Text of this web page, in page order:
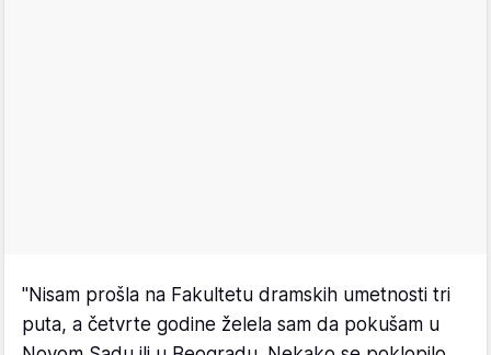
"Nisam prošla na Fakultetu dramskih umetnosti tri
puta, a četvrte godine želela sam da pokušam u